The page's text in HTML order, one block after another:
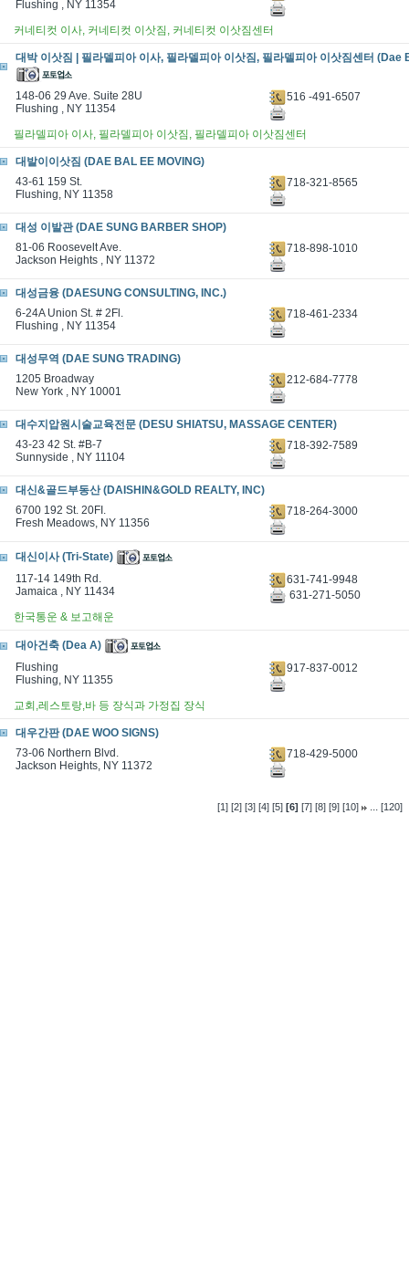
Flushing , NY 11354
커네티컷 이사, 커네티컷 이삿짐, 커네티컷 이삿짐센터
대박 이삿짐 | 필라델피아 이사, 필라델피아 이삿짐, 필라델피아 이삿짐센터 (Dae
148-06 29 Ave. Suite 28U
Flushing , NY 11354
516 -491-6507
필라델피아 이사, 필라델피아 이삿짐, 필라델피아 이삿짐센터
대발이이삿짐 (DAE BAL EE MOVING)
43-61 159 St.
Flushing, NY 11358
718-321-8565
대성 이발관 (DAE SUNG BARBER SHOP)
81-06 Roosevelt Ave.
Jackson Heights , NY 11372
718-898-1010
대성금융 (DAESUNG CONSULTING, INC.)
6-24A Union St. # 2Fl.
Flushing , NY 11354
718-461-2334
대성무역 (DAE SUNG TRADING)
1205 Broadway
New York , NY 10001
212-684-7778
대수지압원시술교육전문 (DESU SHIATSU, MASSAGE CENTER)
43-23 42 St. #B-7
Sunnyside , NY 11104
718-392-7589
대신&골드부동산 (DAISHIN&GOLD REALTY, INC)
6700 192 St. 20FI.
Fresh Meadows, NY 11356
718-264-3000
대신이사 (Tri-State)
117-14 149th Rd.
Jamaica , NY 11434
631-741-9948
631-271-5050
한국통운 & 보고해운
대아건축 (Dea A)
Flushing
Flushing, NY 11355
917-837-0012
교회,레스토랑,바 등 장식과 가정집 장식
대우간판 (DAE WOO SIGNS)
73-06 Northern Blvd.
Jackson Heights, NY 11372
718-429-5000
[1] [2] [3] [4] [5] [6] [7] [8] [9] [10] ... [120]